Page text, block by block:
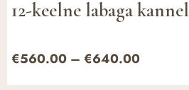
12-keelne labaga kannel
€560.00 – €640.00